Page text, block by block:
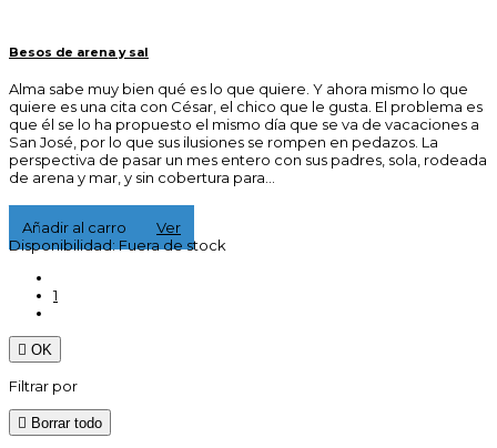
Besos de arena y sal
Alma sabe muy bien qué es lo que quiere. Y ahora mismo lo que
quiere es una cita con César, el chico que le gusta. El problema es
que él se lo ha propuesto el mismo día que se va de vacaciones a
San José, por lo que sus ilusiones se rompen en pedazos. La
perspectiva de pasar un mes entero con sus padres, sola, rodeada
de arena y mar, y sin cobertura para...
16,00 €
Añadir al carro
Ver
Disponibilidad: Fuera de stock
1
 OK
Filtrar por
 Borrar todo